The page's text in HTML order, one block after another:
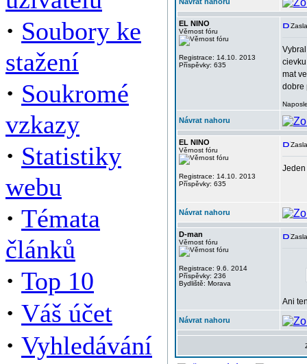
· Soubory ke
stažení
· Soukromé
vzkazy
· Statistiky
webu
· Témata
článků
· Top 10
· Váš účet
· Vyhledávání
EL NINO
Věrnost fóru
Registrace: 14.10. 2013
Příspěvky: 635
mat
dobre
Návrat nahoru
EL NINO
Věrnost fóru
Registrace: 14.10. 2013
Příspěvky: 635
Jeden
Návrat nahoru
D-man
Věrnost fóru
Registrace: 9.6. 2014
Příspěvky: 236
Bydliště: Morava
Ani
Návrat nahoru